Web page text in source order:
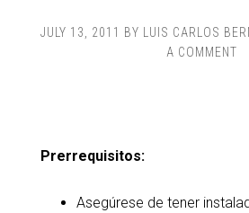
JULY 13, 2011 BY LUIS CARLOS
A COMMENT
Prerrequisitos:
Asegúrese de tener